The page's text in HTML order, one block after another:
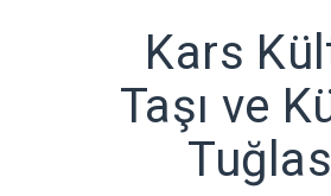
Kars
Taşı ve